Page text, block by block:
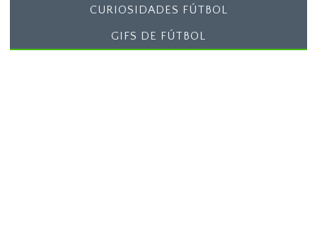
CURIOSIDADES FÚTBOL
GIFS DE FÚTBOL